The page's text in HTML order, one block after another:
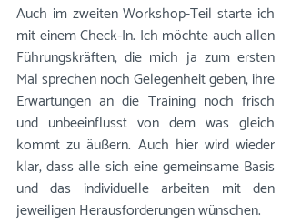
Auch im zweiten Workshop-Teil starte ich
mit einem Check-In. Ich möchte auch allen
Führungskräften, die mich ja zum ersten
Mal sprechen noch Gelegenheit geben, ihre
Erwartungen an die Training noch frisch
und unbeeinflusst von dem was gleich
kommt zu äußern. Auch hier wird wieder
klar, dass alle sich eine gemeinsame Basis
und das individuelle arbeiten mit den
jeweiligen Herausforderungen wünschen.